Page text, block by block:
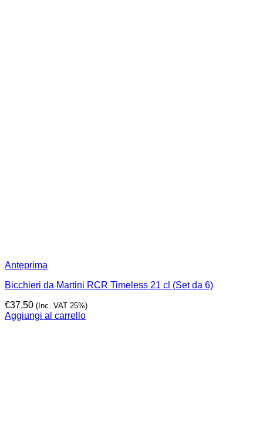
Anteprima
Bicchieri da Martini RCR Timeless 21 cl (Set da 6)
€37,50 (Inc. VAT 25%)
Aggiungi al carrello